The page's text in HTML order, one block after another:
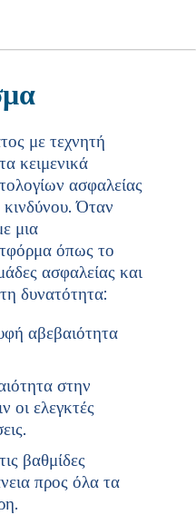
με τεχνητή
κειμενικά
ασφαλείας
κινδύνου. Όταν
μια
όπως το
ασφαλείας και
δυνατότητα:
αβεβαιότητα
στην
οι ελεγκτές
βαθμίδες
προς όλα τα